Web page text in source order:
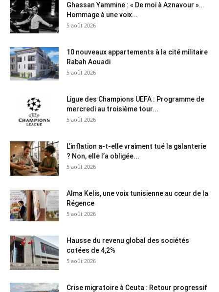
Ghassan Yammine : « De moi à Aznavour »…
Hommage à une voix...
5 août 2026
10 nouveaux appartements à la cité militaire
Rabah Aouadi
5 août 2026
Ligue des Champions UEFA : Programme de
mercredi au troisième tour...
5 août 2026
L’inflation a-t-elle vraiment tué la galanterie
? Non, elle l’a obligée...
5 août 2026
Alma Kelis, une voix tunisienne au cœur de la
Régence
5 août 2026
Hausse du revenu global des sociétés
cotées de 4,2%
5 août 2026
Crise migratoire à Ceuta : Retour progressif